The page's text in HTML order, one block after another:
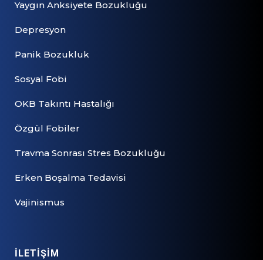
Yaygın Anksiyete Bozukluğu
Depresyon
Panik Bozukluk
Sosyal Fobi
OKB Takıntı Hastalığı
Özgül Fobiler
Travma Sonrası Stres Bozukluğu
Erken Boşalma Tedavisi
Vajinismus
İLETİŞİM